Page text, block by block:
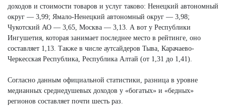
доходов и стоимости товаров и услуг таково: Ненецкий автономный
округ — 3,99; Ямало-Ненецкий автономный округ — 3,98;
Чукотский АО — 3,65, Москва — 3,13. А вот у Республики
Ингушетия, которая занимает последнее место в рейтинге, оно
составляет 1,13. Также в числе аутсайдеров Тыва, Карачаево-
Черкесская Республика, Республика Алтай (от 1,31 до 1,41).
Согласно данным официальной статистики, разница в уровне
медианных среднедушевых доходов у «богатых» и «бедных»
регионов составляет почти шесть раз.